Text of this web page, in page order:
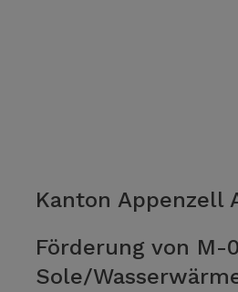
Kanton Appenzell
Förderung von M-
Sole/